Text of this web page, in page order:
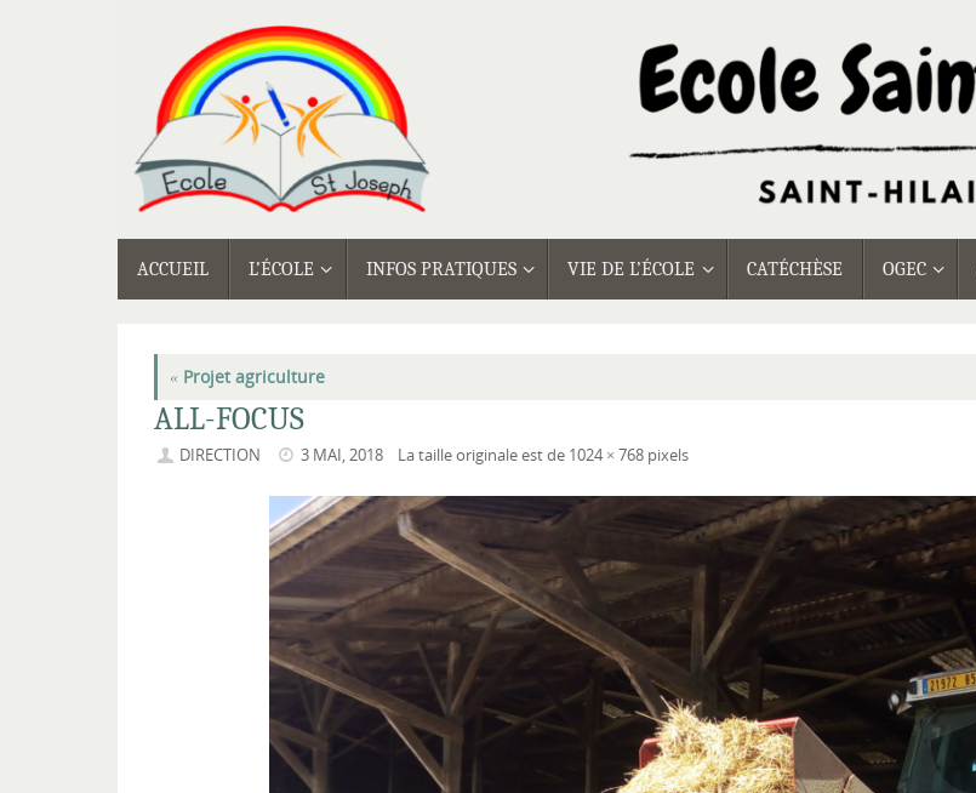
AU
CONTENU
ACCUEIL L’ÉCOLE INFOS PRATIQUES VIE DE L’ÉCOLE CATÉCHÈSE OGEC
« Projet agriculture
ALL-FOCUS
DIRECTION 3 MAI, 2018 La taille originale est de 1024 × 768 pixels